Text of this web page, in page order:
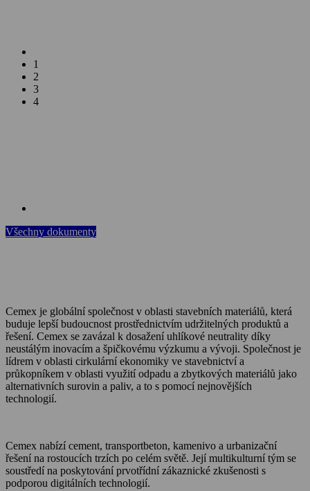
1
2
3
4
Všechny dokumenty
Cemex je globální společnost v oblasti stavebních materiálů, která
buduje lepší budoucnost prostřednictvím udržitelných produktů a
řešení. Cemex se zavázal k dosažení uhlíkové neutrality díky
neustálým inovacím a špičkovému výzkumu a vývoji. Společnost je
lídrem v oblasti cirkulární ekonomiky ve stavebnictví a
průkopníkem v oblasti využití odpadu a zbytkových materiálů jako
alternativních surovin a paliv, a to s pomocí nejnovějších
technologií.
Cemex nabízí cement, transportbeton, kamenivo a urbanizační
řešení na rostoucích trzích po celém světě. Její multikulturní tým se
soustředí na poskytování prvotřídní zákaznické zkušenosti s
podporou digitálních technologií.